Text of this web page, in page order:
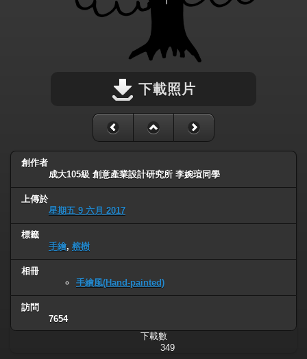
下載照片
創作者
成大105級 創意產業設計研究所 李婉瑄同學
上傳於
星期五 9 六月 2017
標籤
手繪, 榕樹
相冊
手繪風(Hand-painted)
訪問
7654
下載數
349